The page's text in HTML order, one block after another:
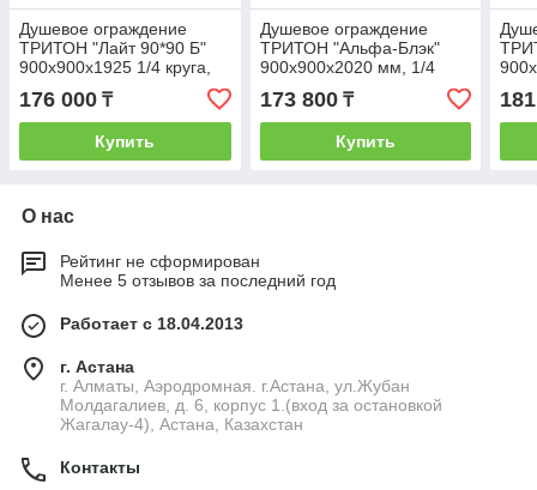
Душевое ограждение
ТРИТОН "Лайт 90*90 Б"
900x900x1925 1/4 круга,
глубокий поддон,
Градиент, Белый (5
места+сиф
176 000 ₸
Купить
Душевое ограждение
ТРИТОН "Альфа-Блэк"
900х900х2020 мм, 1/4
круга, низкий поддон (2
места+сифонD90мм)
173 800₸
Купить
О нас
Рейтинг не сформирован
Менее 5 отзывов за последний год
Работает с 18.04.2013
г. Астана
г. Алматы, Аэродромная. г.Астана, ул.Жубан
Молдагалиев, д. 6, корпус 1.(вход за остановкой
Жагалау-4), Астана, Казахстан
Контакты